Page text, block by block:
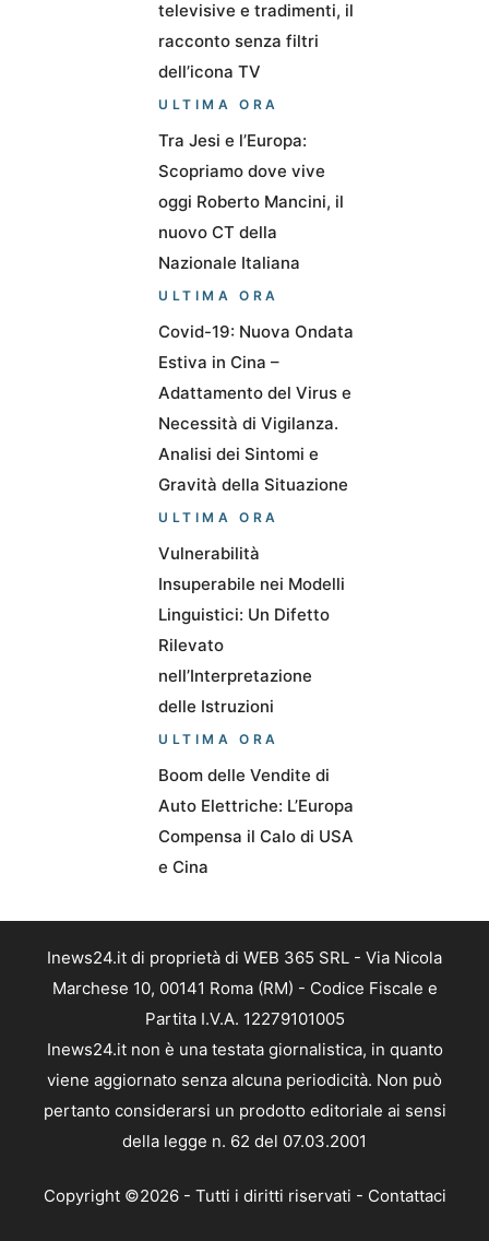
televisive e tradimenti, il
racconto senza filtri
dell’icona TV
ULTIMA ORA
Tra Jesi e l’Europa:
Scopriamo dove vive
oggi Roberto Mancini, il
nuovo CT della
Nazionale Italiana
ULTIMA ORA
Covid-19: Nuova Ondata
Estiva in Cina –
Adattamento del Virus e
Necessità di Vigilanza.
Analisi dei Sintomi e
Gravità della Situazione
ULTIMA ORA
Vulnerabilità
Insuperabile nei Modelli
Linguistici: Un Difetto
Rilevato
nell’Interpretazione
delle Istruzioni
ULTIMA ORA
Boom delle Vendite di
Auto Elettriche: L’Europa
Compensa il Calo di USA
e Cina
Inews24.it di proprietà di WEB 365 SRL - Via Nicola
Marchese 10, 00141 Roma (RM) - Codice Fiscale e
Partita I.V.A. 12279101005
Inews24.it non è una testata giornalistica, in quanto
viene aggiornato senza alcuna periodicità. Non può
pertanto considerarsi un prodotto editoriale ai sensi
della legge n. 62 del 07.03.2001
Copyright ©2026 - Tutti i diritti riservati - Contattaci